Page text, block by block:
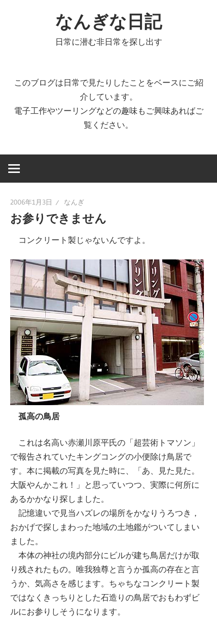
なんぎな日記
日常に潜む非日常を探し出す
このブログは日常で見たりしたことをベースにご紹
介しています。
電子工作やツーリングなどの趣味もご興味あればご
覧ください。
2006年1月3日 なんぎ
お参りできません
コンクリート製じゃないんですよ。
孤高の鳥居
これは名高い赤瀬川原平氏の「超芸術トマソン」
で報告されていたキングコングの小便除け鳥居で
す。本に掲載の写真を見た時に、「あ、見た見た。
大阪やんかこれ！」と思っていつつ、実際に何所に
あるかかなり探しました。
記憶違いで見当ハズレの場所をかなりうろつき，
おかげで探しまわった地域の土地鑑がついてしまい
ました。
本体の神社の境内部分にビルが建ち鳥居だけが取
り残されたもの。唯我独尊と言うか孤高の存在と言
うか、気高さを感じます。ちゃちなコンクリート製
ではなくきっちりとした石造りの鳥居でおもわずビ
ルにお参りしそうになります。